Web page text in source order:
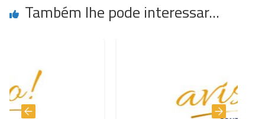
Também lhe pode interessar...